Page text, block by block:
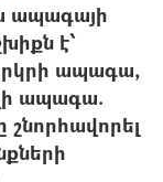
ապագայի
է՝
ապագա,
ապագա.